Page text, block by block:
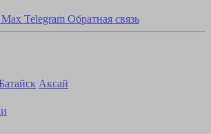
Max Telegram Обратная связь
Аксай